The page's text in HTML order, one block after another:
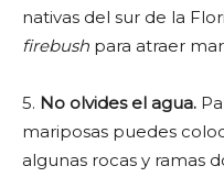
nativas del sur de la
firebush para atraer
5. No olvides el agua.
mariposas puedes
algunas rocas y ramas